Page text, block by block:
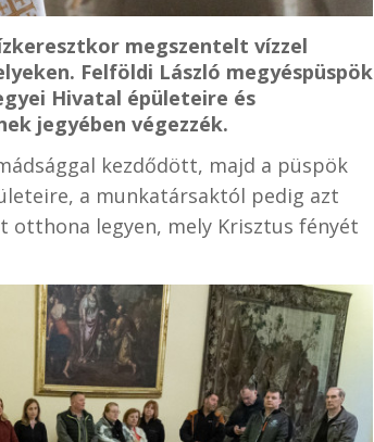
megszentelt vízzel
Felföldi László megyéspüspök
Hivatal épületeire és
jegyében végezzék.
kezdődött, majd a püspök
a munkatársaktól pedig azt
otthona legyen, mely Krisztus fényét